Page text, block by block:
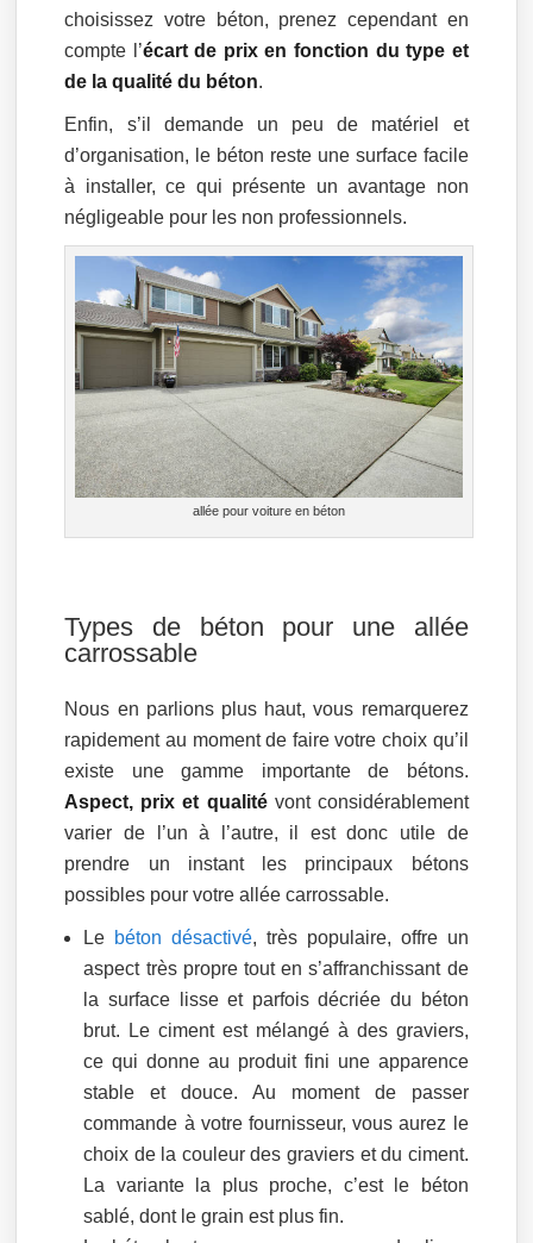
choisissez votre béton, prenez cependant en
compte l’écart de prix en fonction du type et
de la qualité du béton.
Enfin, s’il demande un peu de matériel et
d’organisation, le béton reste une surface facile
à installer, ce qui présente un avantage non
négligeable pour les non professionnels.
allée pour voiture en béton
Types de béton pour une allée
carrossable
Nous en parlions plus haut, vous remarquerez
rapidement au moment de faire votre choix qu’il
existe une gamme importante de bétons.
Aspect, prix et qualitévont considérablement
varier de l’un à l’autre, il est donc utile de
prendre un instant les principaux bétons
possibles pour votre allée carrossable.
Le béton désactivé, très populaire, offre un
aspect très propre tout en s’affranchissant de
la surface lisse et parfois décriée du béton
brut. Le ciment est mélangé à des graviers,
ce qui donne au produit fini une apparence
stable et douce. Au moment de passer
commande à votre fournisseur, vous aurez le
choix de la couleur des graviers et du ciment.
La variante la plus proche, c’est le béton
sablé, dont le grain est plus fin.